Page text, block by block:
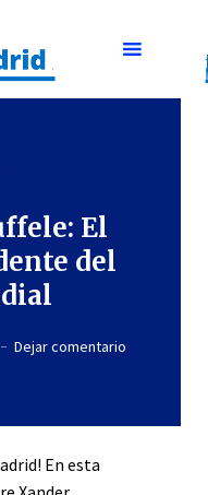
El
del
Dejar comentario
En esta